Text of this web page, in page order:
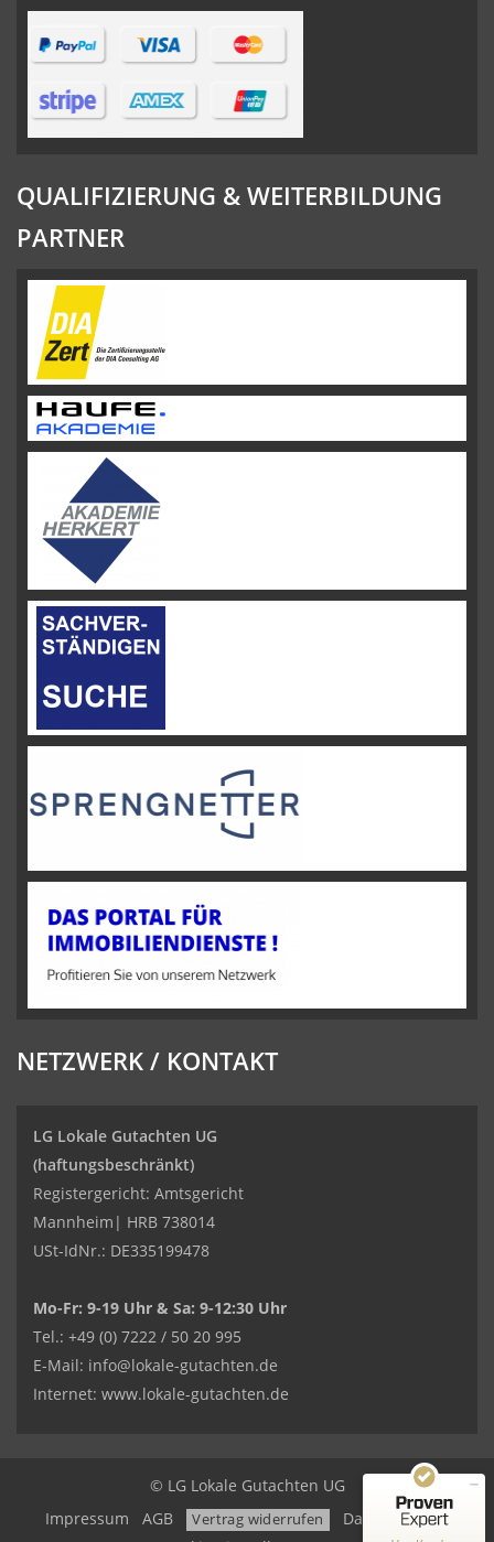
QUALIFIZIERUNG & WEITERBILDUNG
PARTNER
NETZWERK / KONTAKT
LG Lokale Gutachten UG
(haftungsbeschränkt)
Registergericht: Amtsgericht
Mannheim| HRB 738014
USt-IdNr.: DE335199478
Mo-Fr: 9-19 Uhr & Sa: 9-12:30 Uhr
Tel.: +49 (0) 7222 / 50 20 995
E-Mail: info@lokale-gutachten.de
Internet: www.lokale-gutachten.de
© LG Lokale Gutachten UG
Impressum
AGB Vertrag widerrufen
Datenschutz
LG Lokale Gutachten UG (haftungsbeschränkt)
SEHR GUT
250
Bewertungen auf
ProvenExpert.com
30
Bewertungen von 5
anderen Quellen